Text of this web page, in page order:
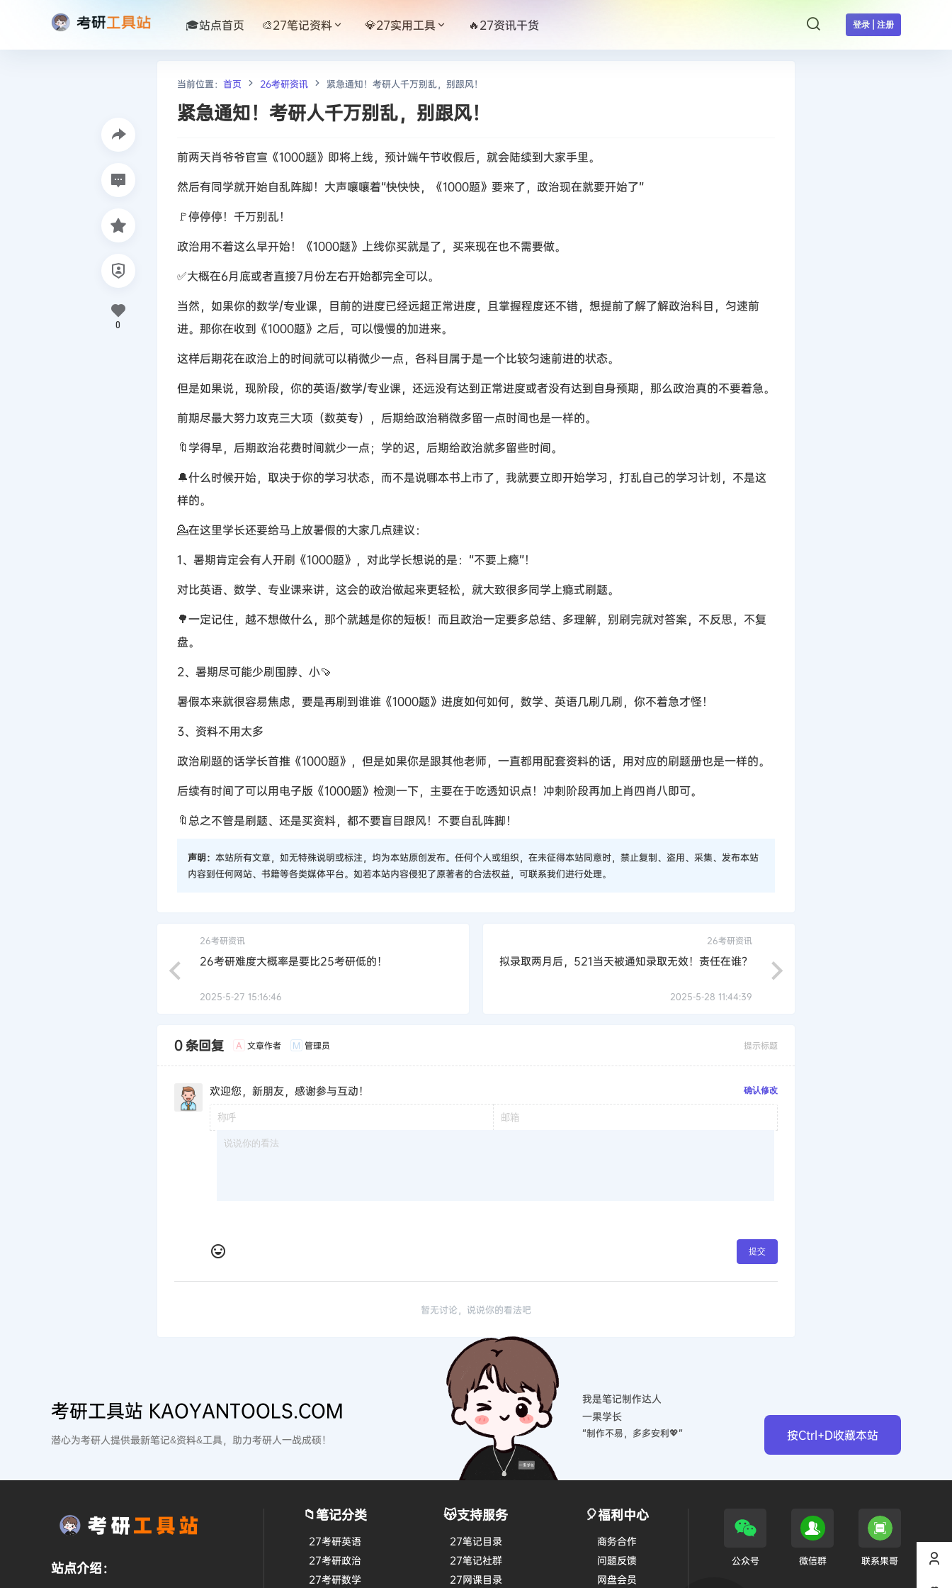
登录 | 注册
🎓站点首页 🎨27笔记资料 💎27实用工具 🔥27资讯干货
当前位置： 首页 26考研资讯 紧急通知！考研人千万别乱，别跟风！
紧急通知！考研人千万别乱，别跟风！
前两天肖爷爷官宣《1000题》即将上线，预计端午节收假后，就会陆续到大家手里。
然后有同学就开始自乱阵脚！大声嚷嚷着“快快快，《1000题》要来了，政治现在就要开始了”
🚩停停停！千万别乱！
政治用不着这么早开始！《1000题》上线你买就是了，买来现在也不需要做。
✅大概在6月底或者直接7月份左右开始都完全可以。
当然，如果你的数学/专业课，目前的进度已经远超正常进度，且掌握程度还不错，想提前了解了解政治科目，匀速前
进。那你在收到《1000题》之后，可以慢慢的加进来。
这样后期花在政治上的时间就可以稍微少一点，各科目属于是一个比较匀速前进的状态。
但是如果说，现阶段，你的英语/数学/专业课，还远没有达到正常进度或者没有达到自身预期，那么政治真的不要着急。
前期尽最大努力攻克三大项（数英专），后期给政治稍微多留一点时间也是一样的。
🔖学得早，后期政治花费时间就少一点；学的迟，后期给政治就多留些时间。
🔔什么时候开始，取决于你的学习状态，而不是说哪本书上市了，我就要立即开始学习，打乱自己的学习计划，不是这
样的。
💁在这里学长还要给马上放暑假的大家几点建议：
1、暑期肯定会有人开刷《1000题》，对此学长想说的是：“不要上瘾”！
对比英语、数学、专业课来讲，这会的政治做起来更轻松，就大致很多同学上瘾式刷题。
🌳一定记住，越不想做什么，那个就越是你的短板！而且政治一定要多总结、多理解，别刷完就对答案，不反思，不复
盘。
2、暑期尽可能少刷围脖、小🍠
暑假本来就很容易焦虑，要是再刷到谁谁《1000题》进度如何如何，数学、英语几刷几刷，你不着急才怪！
3、资料不用太多
政治刷题的话学长首推《1000题》，但是如果你是跟其他老师，一直都用配套资料的话，用对应的刷题册也是一样的。
后续有时间了可以用电子版《1000题》检测一下，主要在于吃透知识点！冲刺阶段再加上肖四肖八即可。
🔖总之不管是刷题、还是买资料，都不要盲目跟风！不要自乱阵脚！
声明： 本站所有文章，如无特殊说明或标注，均为本站原创发布。任何个人或组织，在未征得本站同意时，禁止复制、盗用、采集、发布本站
内容到任何网站、书籍等各类媒体平台。如若本站内容侵犯了原著者的合法权益，可联系我们进行处理。
0
26考研资讯
26考研难度大概率是要比25考研低的！
2025-5-27 15:16:46
26考研资讯
拟录取两月后，521当天被通知录取无效！责任在谁？
2025-5-28 11:44:39
0 条回复 A 文章作者 M 管理员 提示标题
欢迎您，新朋友，感谢参与互动！ 确认修改
提交
暂无讨论，说说你的看法吧
考研工具站 KAOYANTOOLS.COM
潜心为考研人提供最新笔记&资料&工具，助力考研人一战成硕！ 按Ctrl+D收藏本站
我是笔记制作达人
一果学长
“制作不易，多多安利💖”
站点介绍：
📁笔记分类
27考研英语
27考研政治
27考研数学
😽支持服务
27笔记目录
27笔记社群
27网课目录
🎈福利中心
商务合作
问题反馈
网盘会员
公众号 微信群 联系果哥